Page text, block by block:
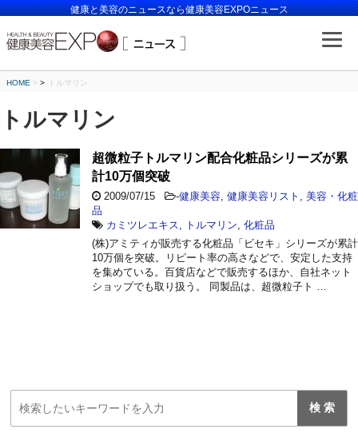
健康と美容のニュースなら健康美容EXPOニュース
HOME > トルマリン
トルマリン
超微粒子トルマリン配合化粧品シリーズが累
計10万個突破
2009/07/15 -健康美容 健康美容リスト
美容・化粧
品
カミツレエキス
トルマリン 化粧品
(株)アミティが販売する化粧品「ビセキ」シリーズが累計
10万個を突破。リピート率の高さなどで、安定した支持
を集めている。百貨店などで販売するほか、自社ネット
ショップでも取り扱う。 同製品は、超微粒子ト …